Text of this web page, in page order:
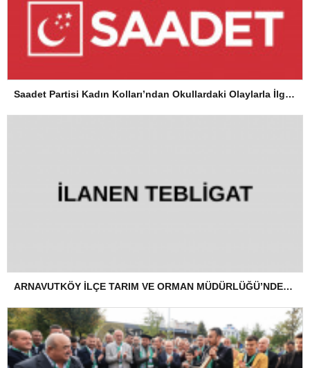
Saadet Partisi Kadın Kolları’ndan Okullardaki Olaylarla İlgili Basın Açıklaması
ARNAVUTKÖY İLÇE TARIM VE ORMAN MÜDÜRLÜĞÜ’NDEN İLANEN TEBLİGAT